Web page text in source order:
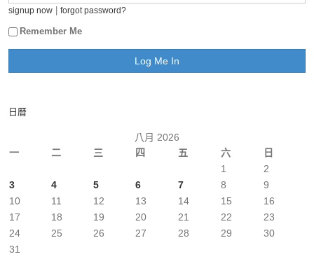
signup now forgot password?
Remember Me
日曆
八月 2026
一
二 三 四 五 六 日
1
2
3
4 5 6 7 8
9
10
11 12 13 14 15
16
17
18 19 20 21 22
23
24
25 26 27 28 29
30
31